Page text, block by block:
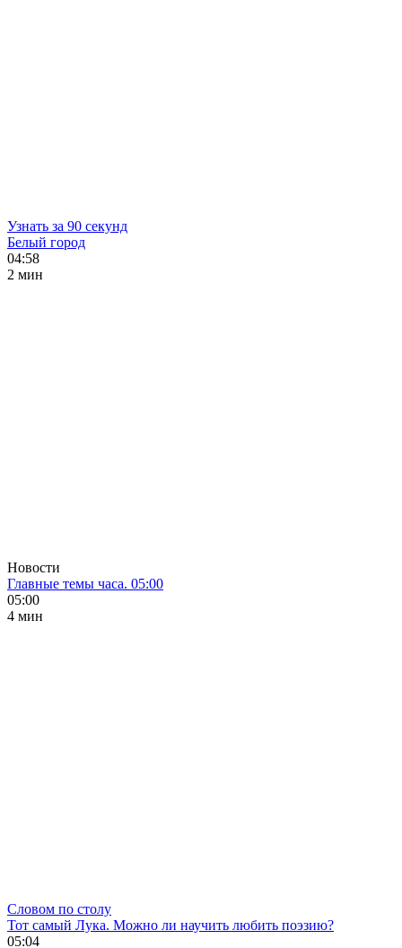
Узнать за 90 секунд
Белый город
04:58
2 мин
Новости
Главные темы часа. 05:00
05:00
4 мин
Словом по столу
Тот самый Лука. Можно ли научить любить поэзию?
05:04